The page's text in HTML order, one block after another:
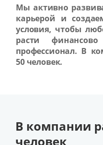
Мы активно
карьерой и
условия, чтобы
расти
профессионал. В
50 человек.
В компании
человек